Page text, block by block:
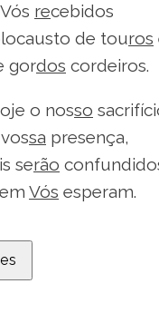
recebidos
de touros
gordos cordeiros.
o nosso
sa presença,
serão
Vós esperam.